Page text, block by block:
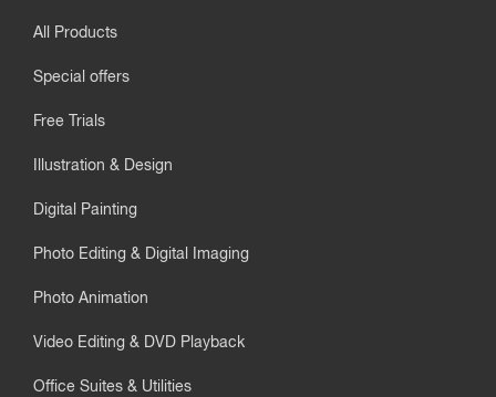
All Products
Special offers
Free Trials
Illustration & Design
Digital Painting
Photo Editing & Digital Imaging
Photo Animation
Video Editing & DVD Playback
Office Suites & Utilities